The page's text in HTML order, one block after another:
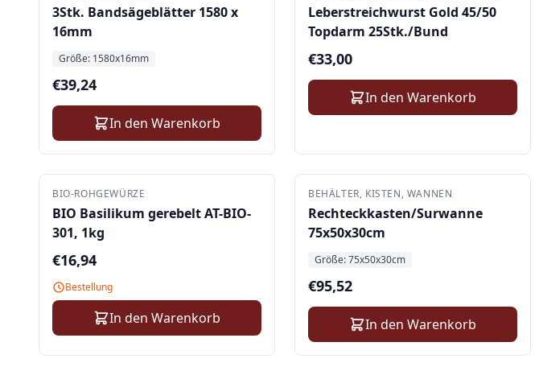
3Stk. Bandsägeblätter 1580 x
16mm
Größe: 1580x16mm
€39,24
In den Warenkorb
Leberstreichwurst Gold 45/50
Topdarm 25Stk./Bund
€33,00
In den Warenkorb
BIO-ROHGEWÜRZE
BIO Basilikum gerebelt AT-BIO-
301, 1kg
€16,94
Bestellung
In den Warenkorb
BEHÄLTER, KISTEN, WANNEN
Rechteckkasten/Surwanne
75x50x30cm
Größe:75x50x30cm
€95,52
In den Warenkorb